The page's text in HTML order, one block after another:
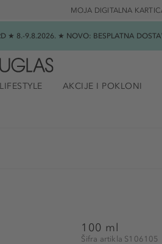
MOJA DIGITALNA
★ 8.-9.8.2026. ★ NOVO: BESPLATNA
AKCIJE I POKLONI
100 ml
Šifra artikla S106105